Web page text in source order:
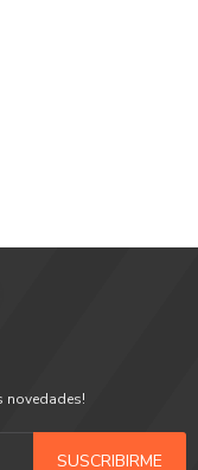
novedades!
SUSCRIBIRME